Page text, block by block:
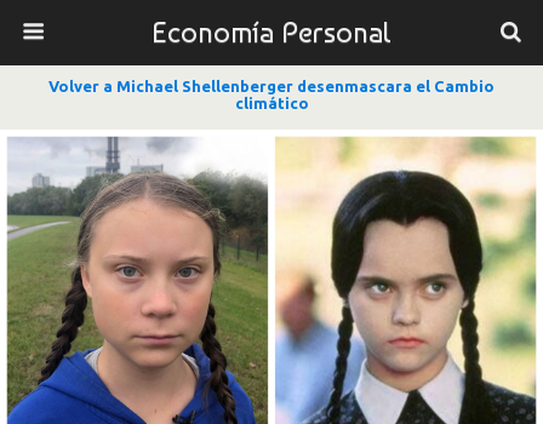
Economía Personal
Volver a Michael Shellenberger desenmascara el Cambio
climático